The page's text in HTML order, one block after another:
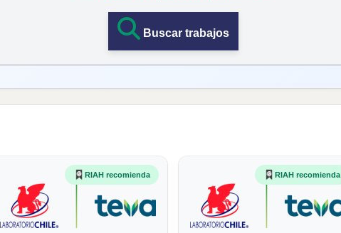
Buscar trabajos
RIAH recomienda RIAH recomienda